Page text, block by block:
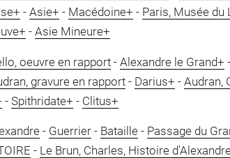
- Asie+ - Macédoine+ - Paris, Musée du
- Asie Mineure+
oeuvre en rapport- Alexandre le Grand+ -
gravure en rapport- Darius+ - Audran,
- Spithridate+ - Clitus+
- Guerrier- Bataille- Passage du
- Le Brun, Charles, Histoire